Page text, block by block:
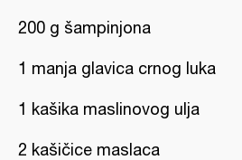
200 g šampinjona
1 manja glavica crnog luka
1 kašika maslinovog ulja
2 kašičice maslaca